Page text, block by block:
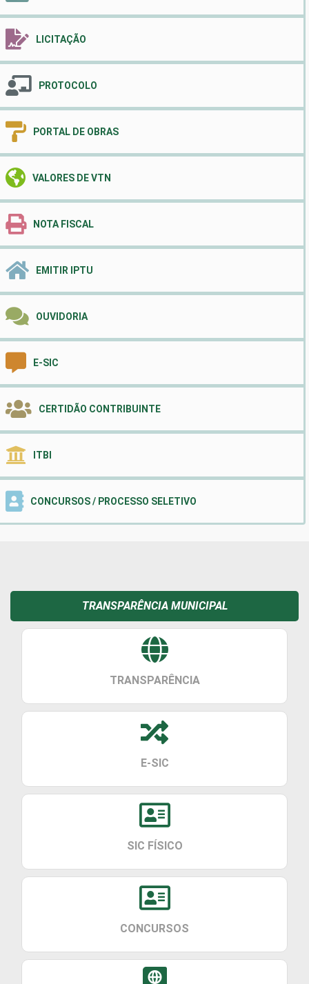
LICITAÇÃO
PROTOCOLO
PORTAL DE OBRAS
VALORES DE VTN
NOTA FISCAL
EMITIR IPTU
OUVIDORIA
E-SIC
CERTIDÃO CONTRIBUINTE
ITBI
CONCURSOS / PROCESSO SELETIVO
TRANSPARÊNCIA MUNICIPAL
TRANSPARÊNCIA
E-SIC
SIC FÍSICO
CONCURSOS